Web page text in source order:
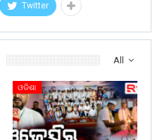
Twitter
All
ଓଡିଶା